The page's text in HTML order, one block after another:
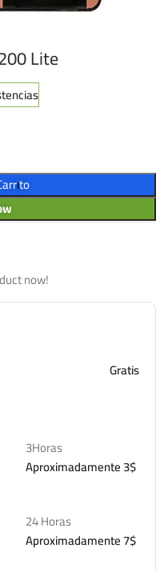
Lite
now!
Gratis
3Horas
Aproximadamente 3$
24 Horas
Aproximadamente 7$